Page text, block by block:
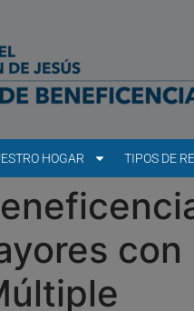
HOGAR TIPOS DE